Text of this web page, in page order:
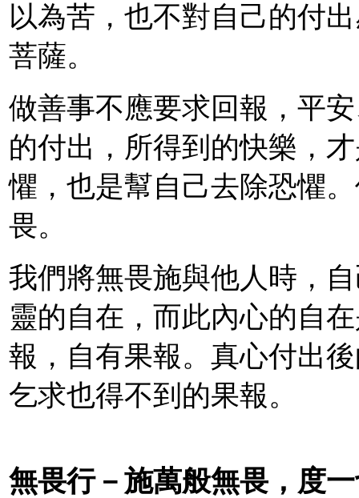
以為苦，也不對自己的付
菩薩。
做善事不應要求回報，平
的付出，所得到的快樂，
懼，也是幫自己去除恐懼
畏。
我們將無畏施與他人時，
靈的自在，而此內心的自
報，自有果報。真心付出
乞求也得不到的果報。
無畏行－施萬般無畏，度